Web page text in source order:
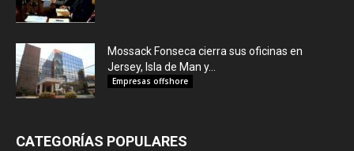
Mossack Fonseca cierra sus oficinas en
Jersey, Isla de Man y...
Empresas offshore
CATEGORÍAS POPULARES